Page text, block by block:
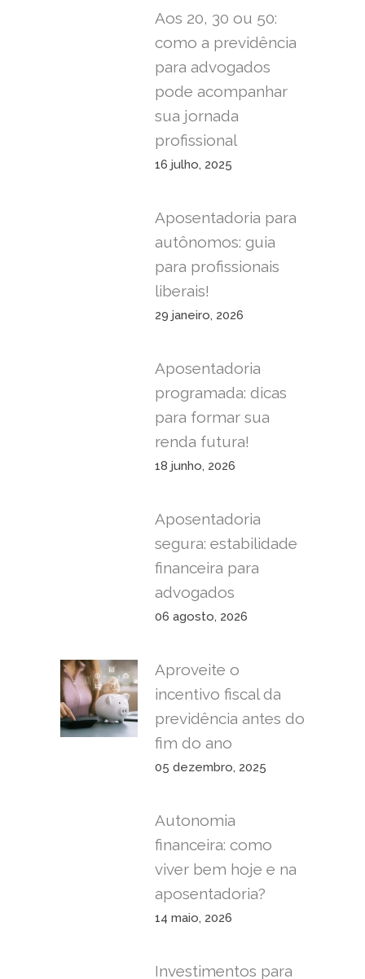
Aos 20, 30 ou 50:
como a previdência
para advogados
pode acompanhar
sua jornada
profissional
16 julho, 2025
Aposentadoria para
autônomos: guia
para profissionais
liberais!
29 janeiro, 2026
Aposentadoria
programada: dicas
para formar sua
renda futura!
18 junho, 2026
Aposentadoria
segura: estabilidade
financeira para
advogados
06 agosto, 2026
Aproveite o
incentivo fiscal da
previdência antes do
fim do ano
05 dezembro, 2025
Autonomia
financeira: como
viver bem hoje e na
aposentadoria?
14 maio, 2026
Investimentos para